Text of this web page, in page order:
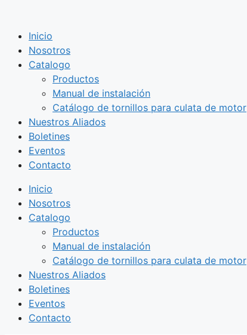
contenido
Inicio
Nosotros
Catalogo
Productos
Manual de instalación
Catálogo de tornillos para culata de motor
Nuestros Aliados
Boletines
Eventos
Contacto
Inicio
Nosotros
Catalogo
Productos
Manual de instalación
Catálogo de tornillos para culata de motor
Nuestros Aliados
Boletines
Eventos
Contacto